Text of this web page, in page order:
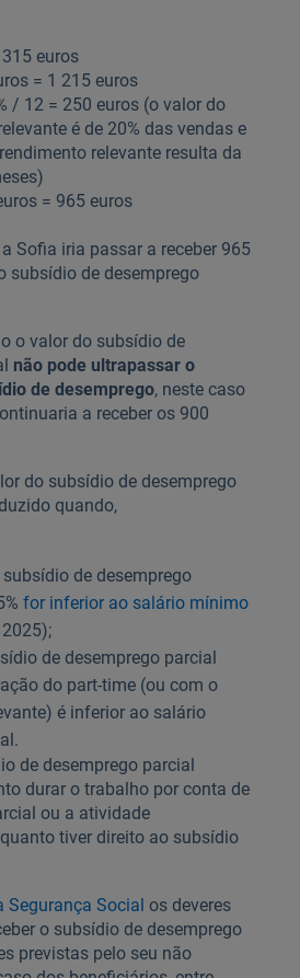
euros
= 1 215 euros
/ 12 = 250 euros (o valor do
é de 20% das vendas e
relevante resulta da
= 965 euros
Sofia iria passar a receber 965
subsídio de desemprego
o valor do subsídio de
não pode ultrapassar o
de desemprego, neste caso
a receber os 900
do subsídio de desemprego
quando,
de desemprego
for inferior ao salário mínimo
de desemprego parcial
do part-time (ou com o
é inferior ao salário
de desemprego parcial
durar o trabalho por conta de
ou a atividade
tiver direito ao subsídio
Segurança Social os deveres
o subsídio de desemprego
previstas pelo seu não